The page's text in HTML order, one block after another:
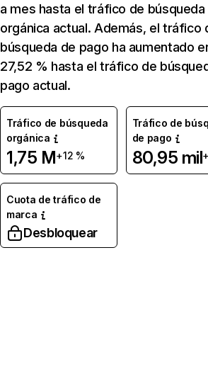
a mes hasta el tráfico de búsqueda
orgánica actual. Además, el tráfico
búsqueda de pago ha aumentado
27,52 % hasta el tráfico de
pago actual.
Tráfico de búsqueda
orgánica
1,75 M+12 %
Tráfico de
de pago
80,95 mil
Cuota de tráfico de
marca
Desbloquear